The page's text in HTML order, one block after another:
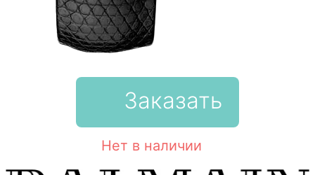
Заказать
Нет в наличии